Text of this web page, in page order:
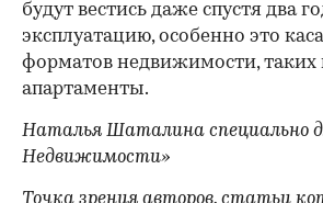
будут вестись даже спустя два
эксплуатацию, особенно это
форматов недвижимости, таких
апартаменты.
Наталья Шаталина специально
Недвижимости»
Точка зрения авторов, статьи